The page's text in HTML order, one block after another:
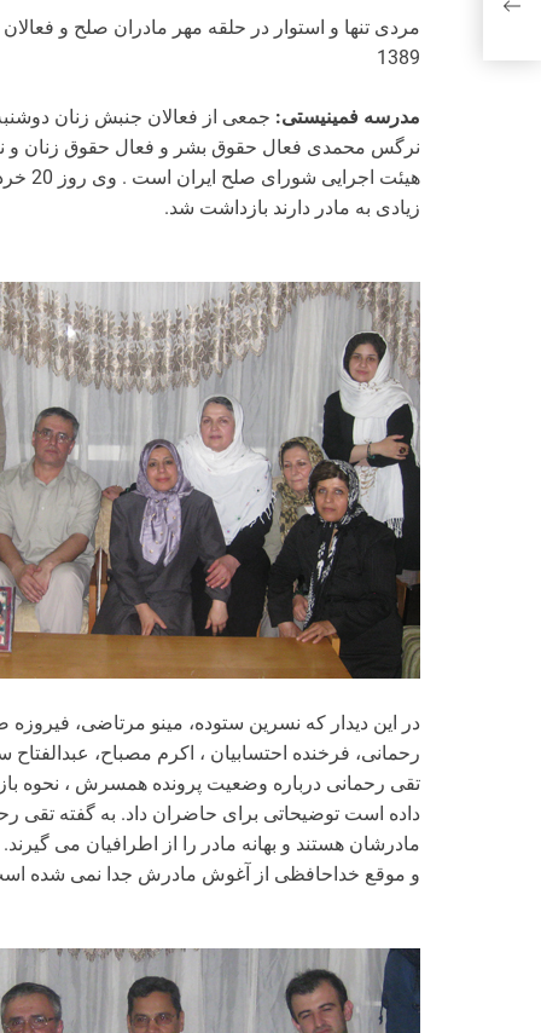
1389
مدرسه فمینیستی: جمعی از فعالان جنبش زنان
نرگس محمدی فعال حقوق بشر و فعال حقوق زنان و
زیادی به مادر دارند بازداشت شد.
در این دیدار که نسرین ستوده، مینو مرتاضی،
رحمانی، فرخنده احتسابیان ، اکرم مصباح،
تقی رحمانی درباره وضعیت پرونده همسرش ، نحوه
داده است توضیحاتی برای حاضران داد. به گفته تقی
مادرشان هستند و بهانه مادر را از اطرافیان می
و موقع خداحافظی از آغوش مادرش جدا نمی شده